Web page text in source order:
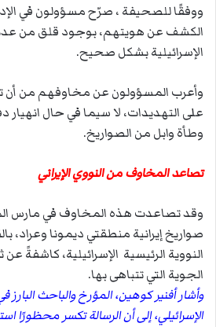
ووفقًا للصحيفة ، صرّح مسؤولون في
الكشف عن هويتهم، بوجود قلق من
الإسرائيلية بشكل صحيح.
وأعرب المسؤولون عن مخاوفهم من أن
على التهديدات، لا سيما في حال انهيار
وطأة وابل من الصواريخ.
تصاعد المخاوف من النووي الإيراني
وقد تصاعدت هذه المخاوف في مارس
صواريخ إيرانية منطقتي ديمونا وعراد،
النووية الرئيسية الإسرائيلية، كاشفةً
الجوية التي تتباهى بها.
وأشار أفنير كوهين،المؤرخ والباحث البارز
الإسرائيلي، إلى أن الرسالة تكسر محظورًا